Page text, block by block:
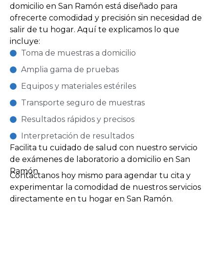
domicilio en San Ramón está diseñado para
ofrecerte comodidad y precisión sin necesidad de
salir de tu hogar. Aquí te explicamos lo que
incluye:
Toma de muestras a domicilio
Amplia gama de pruebas
Equipos y materiales estériles
Transporte seguro de muestras
Resultados rápidos y precisos
Interpretación de resultados
Facilita tu cuidado de salud con nuestro servicio
de exámenes de laboratorio a domicilio en San
Ramón.
Contáctanos hoy mismo para agendar tu cita y
experimentar la comodidad de nuestros servicios
directamente en tu hogar en San Ramón.